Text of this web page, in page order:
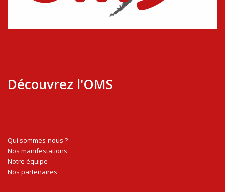
Découvrez l'OMS
Qui sommes-nous ?
Nos manifestations
Notre équipe
Nos partenaires